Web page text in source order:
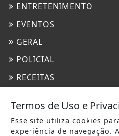
ENTRETENIMENTO
EVENTOS
GERAL
POLICIAL
RECEITAS
SAÚDE
TRÂNSITO
Termos de Uso e
Esse site utiliza cookies
experiência de navegação.